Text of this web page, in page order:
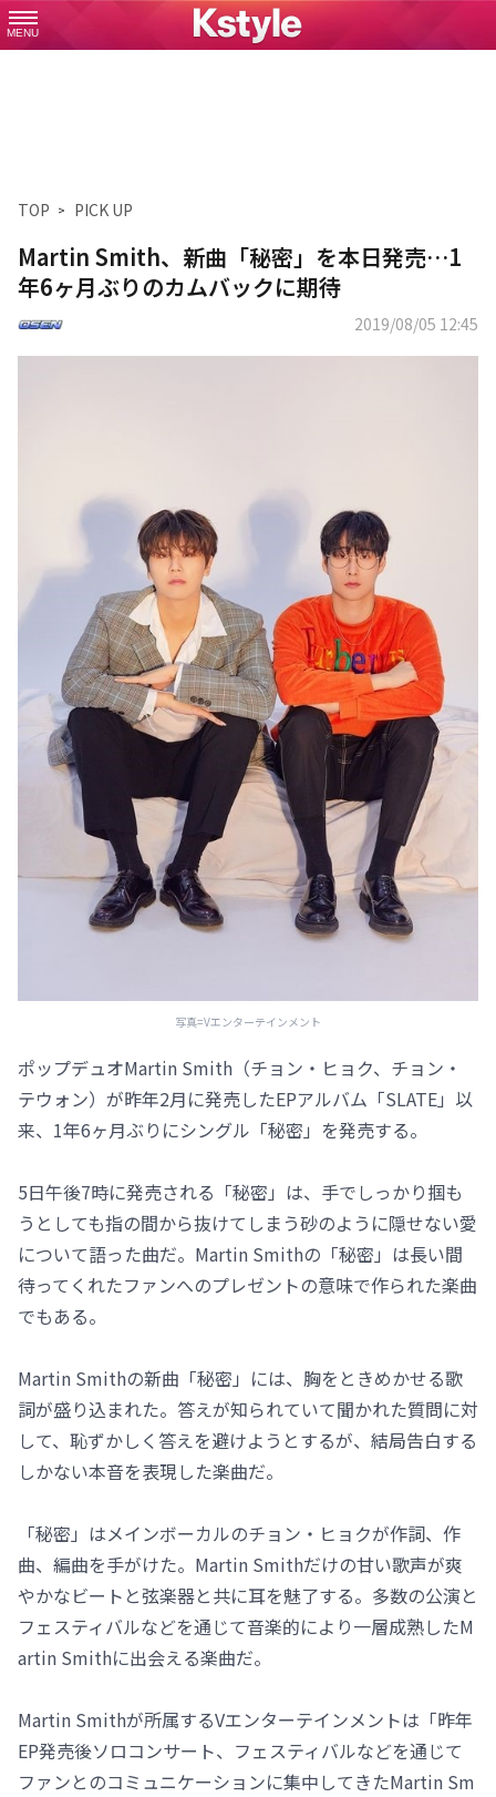
MENU
TOP PICK UP
Martin Smith、新曲「秘密」を本日発売…1
年6ヶ月ぶりのカムバックに期待
2019/08/05 12:45
写真=Vエンターテインメント
ポップデュオMartin Smith（チョン・ヒョク、チョン・
テウォン）が昨年2月に発売したEPアルバム「SLATE」以
来、1年6ヶ月ぶりにシングル「秘密」を発売する。
5日午後7時に発売される「秘密」は、手でしっかり掴も
うとしても指の間から抜けてしまう砂のように隠せない愛
について語った曲だ。Martin Smithの「秘密」は長い間
待ってくれたファンへのプレゼントの意味で作られた楽曲
でもある。
Martin Smithの新曲「秘密」には、胸をときめかせる歌
詞が盛り込まれた。答えが知られていて聞かれた質問に対
して、恥ずかしく答えを避けようとするが、結局告白する
しかない本音を表現した楽曲だ。
「秘密」はメインボーカルのチョン・ヒョクが作詞、作
曲、編曲を手がけた。Martin Smithだけの甘い歌声が爽
やかなビートと弦楽器と共に耳を魅了する。多数の公演と
フェスティバルなどを通じて音楽的により一層成熟したM
artin Smithに出会える楽曲だ。
Martin Smithが所属するVエンターテインメントは「昨年
EP発売後ソロコンサート、フェスティバルなどを通じて
ファンとのコミュニケーションに集中してきたMartin Sm